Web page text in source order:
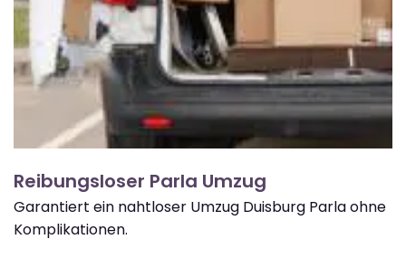
Reibungsloser Parla Umzug
Garantiert ein nahtloser Umzug Duisburg Parla ohne
Komplikationen.